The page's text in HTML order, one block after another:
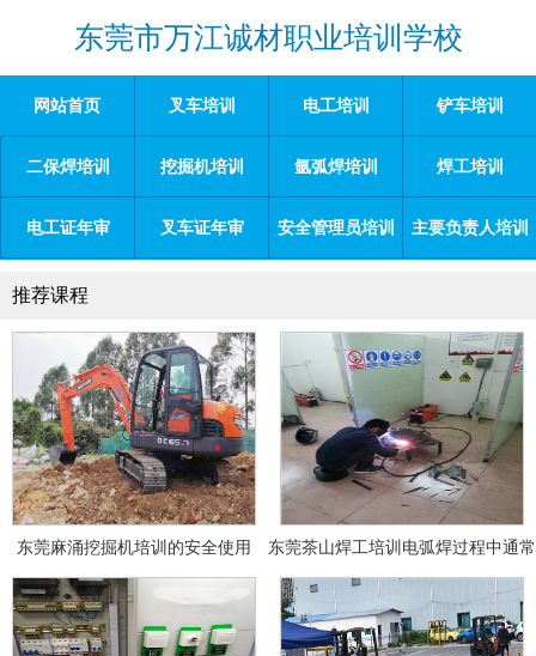
东莞市万江诚材职业培训学校
网站首页 叉车培训 电工培训 铲车培训
二保焊培训 挖掘机培训 氩弧焊培训 焊工培训
电工证年审 叉车证年审 安全管理员培训 主要负责人培训
推荐课程
东莞麻涌挖掘机培训的安全使用
东莞茶山焊工培训电弧焊过程中通常
会采取以下措施